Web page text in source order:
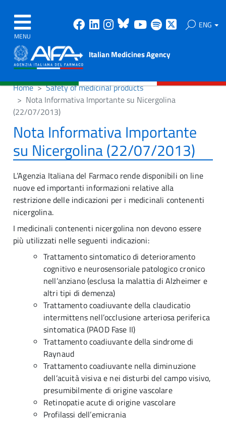
MENU
Facebook
Linkedin
Instagram
Bluesky
Youtube
Spotify ENG
Italian Medicines Agency
Home
Safety of medicinal products
Nota Informativa Importante su Nicergolina
(22/07/2013)
Nota Informativa Importante
su Nicergolina (22/07/2013)
L’Agenzia Italiana del Farmaco rende disponibili on line
nuove ed importanti informazioni relative alla
restrizione delle indicazioni per i medicinali contenenti
nicergolina.
I medicinali contenenti nicergolina non devono essere
più utilizzati nelle seguenti indicazioni:
Trattamento sintomatico di deterioramento
cognitivo e neurosensoriale patologico cronico
nell’anziano (esclusa la malattia di Alzheimer e
altri tipi di demenza)
Trattamento coadiuvante della claudicatio
intermittens nell’occlusione arteriosa periferica
sintomatica (PAOD Fase II)
Trattamento coadiuvante della sindrome di
Raynaud
Trattamento coadiuvante nella diminuzione
dell’acuità visiva e nei disturbi del campo visivo,
presumibilmente di origine vascolare
Retinopatie acute di origine vascolare
Profilassi dell’emicrania